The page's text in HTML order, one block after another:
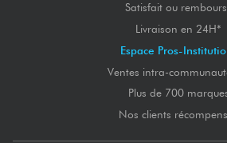
Satisfait ou
Livraison en 24H*
Espace Pros-
Ventes intra-
Plus de 700
Nos clients